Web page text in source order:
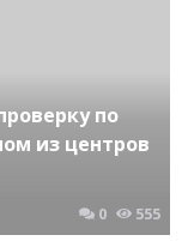
по
из центров
0 555